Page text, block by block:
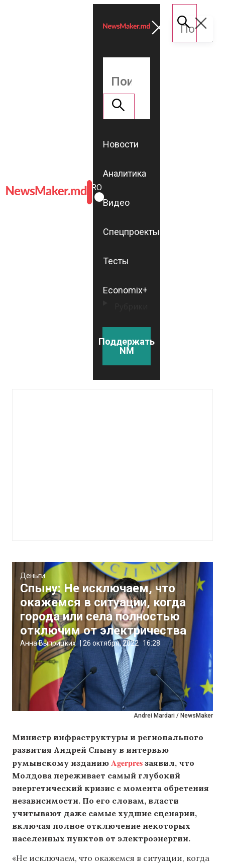
ROMÂNĂ
RU
Новости
Аналитика
Видео
Спецпроекты
Тесты
Economix+
Поддержать
NM
Andrei Mardari / NewsMaker
Деньги
Спыну: Не исключаем, что
окажемся в ситуации, когда
города или села полностью
отключим от электричества
Анна Выприцких 26 октября, 2022 16:28
Министр инфраструктуры и регионального
развития Андрей Спыну в интервью
румынскому изданию Agerpres заявил, что
Молдова переживает самый глубокий
энергетический кризис с момента обретения
независимости. По его словам, власти
учитывают даже самые худшие сценарии,
включая полное отключение некоторых
населенных пунктов от электроэнергии.
«Не исключаем, что окажемся в ситуации, когда